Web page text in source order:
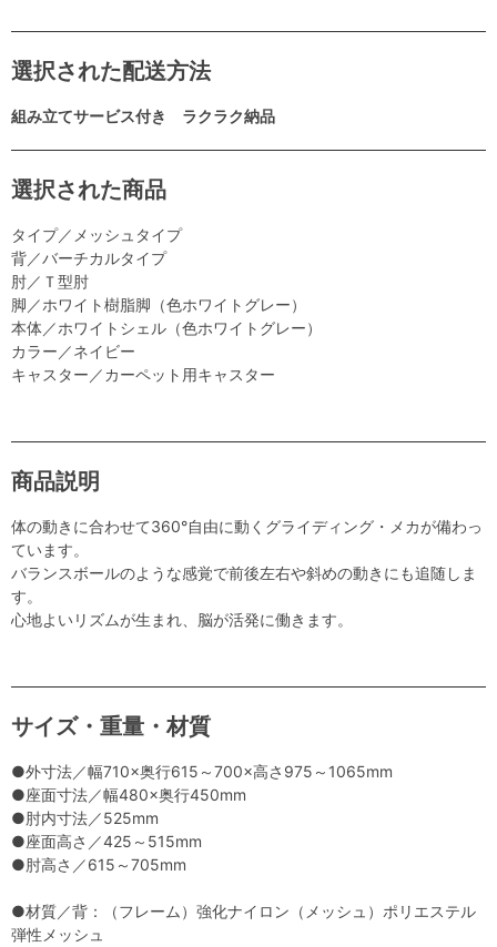
選択された配送方法
組み立てサービス付き ラクラク納品
選択された商品
タイプ／メッシュタイプ
背／バーチカルタイプ
肘／Ｔ型肘
脚／ホワイト樹脂脚（色ホワイトグレー）
本体／ホワイトシェル（色ホワイトグレー）
カラー／ネイビー
キャスター／カーペット用キャスター
商品説明
体の動きに合わせて360°自由に動くグライディング・メカが備わっ
ています。
バランスボールのような感覚で前後左右や斜めの動きにも追随しま
す。
心地よいリズムが生まれ、脳が活発に働きます。
サイズ・重量・材質
●外寸法／幅710×奥行615～700×高さ975～1065mm
●座面寸法／幅480×奥行450mm
●肘内寸法／525mm
●座面高さ／425～515mm
●肘高さ／615～705mm
●材質／背：（フレーム）強化ナイロン（メッシュ）ポリエステル
弾性メッシュ